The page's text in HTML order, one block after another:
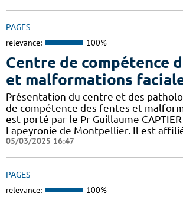
PAGES
relevance: 100%
Centre de compétence
et malformations
Présentation du centre et des
de compétence des fentes et
est porté par le Pr Guillaume CAPTIER
Lapeyronie de Montpellier. Il est
05/03/2025 16:47
PAGES
relevance: 100%